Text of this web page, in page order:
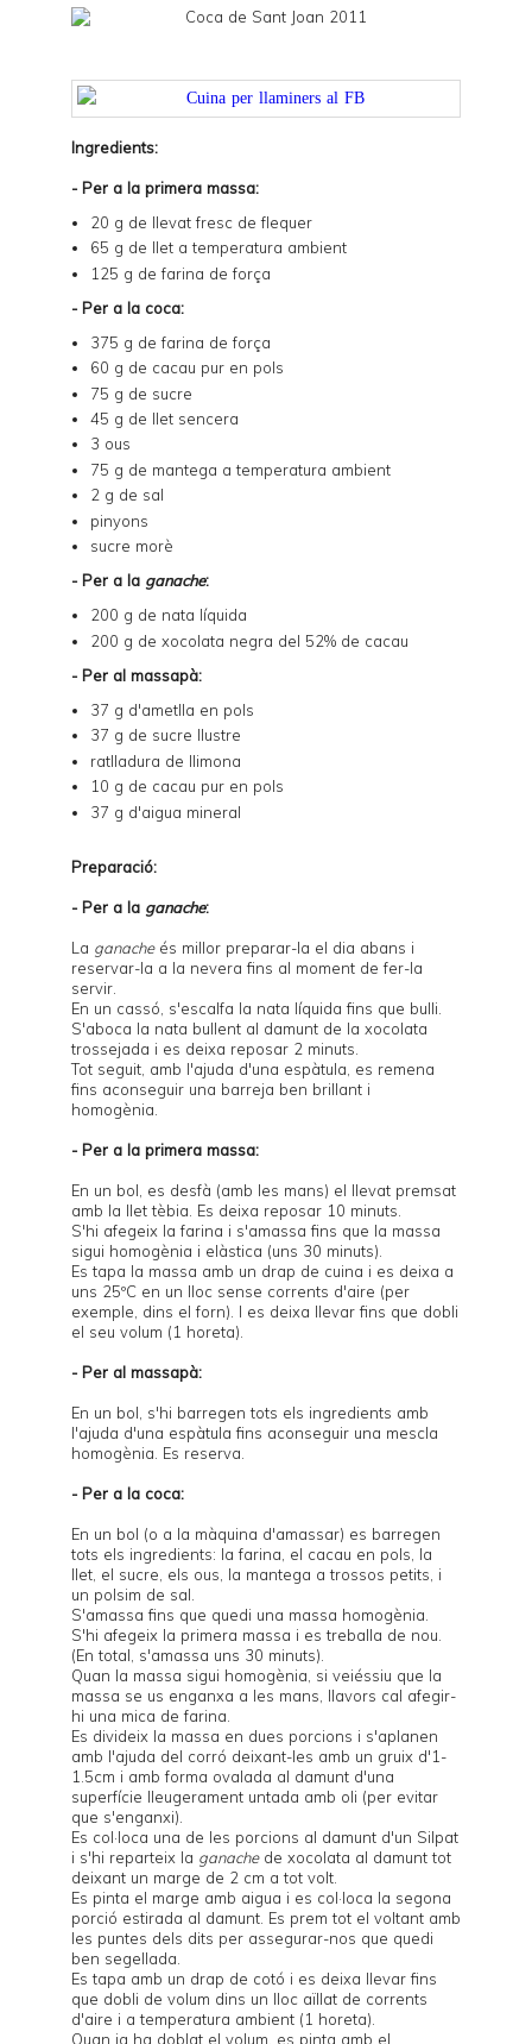
Ingredients:
- Per a la primera massa:
20 g de llevat fresc de flequer
65 g de llet a temperatura ambient
125 g de farina de força
- Per a la coca:
375 g de farina de força
60 g de cacau pur en pols
75 g de sucre
45 g de llet sencera
3 ous
75 g de mantega a temperatura ambient
2 g de sal
pinyons
sucre morè
- Per a la ganache:
200 g de nata líquida
200 g de xocolata negra del 52% de cacau
- Per al massapà:
37 g d'ametlla en pols
37 g de sucre llustre
ratlladura de llimona
10 g de cacau pur en pols
37 g d'aigua mineral
Preparació:
- Per a la ganache:
La ganacheés millor preparar-la el dia abans i
reservar-la a la nevera fins al moment de fer-la
servir.
En un cassó, s'escalfa la nata líquida fins que bulli.
S'aboca la nata bullent al damunt de la xocolata
trossejada i es deixa reposar 2 minuts.
Tot seguit, amb l'ajuda d'una espàtula, es remena
fins aconseguir una barreja ben brillant i
homogènia.
- Per a la primera massa:
En un bol, es desfà (amb les mans) el llevat premsat
amb la llet tèbia. Es deixa reposar 10 minuts.
S'hi afegeix la farina i s'amassa fins que la massa
sigui homogènia i elàstica (uns 30 minuts).
Es tapa la massa amb un drap de cuina i es deixa a
uns 25ºC en un lloc sense corrents d'aire (per
exemple, dins el forn). I es deixa llevar fins que dobli
el seu volum (1 horeta).
- Per al massapà:
En un bol, s'hi barregen tots els ingredients amb
l'ajuda d'una espàtula fins aconseguir una mescla
homogènia. Es reserva.
- Per a la coca:
En un bol (o a la màquina d'amassar) es barregen
tots els ingredients: la farina, el cacau en pols, la
llet, el sucre, els ous, la mantega a trossos petits, i
un polsim de sal.
S'amassa fins que quedi una massa homogènia.
S'hi afegeix la primera massa i es treballa de nou.
(En total, s'amassa uns 30 minuts).
Quan la massa sigui homogènia, si veiéssiu que la
massa se us enganxa a les mans, llavors cal afegir-
hi una mica de farina.
Es divideix la massa en dues porcions i s'aplanen
amb l'ajuda del corró deixant-les amb un gruix d'1-
1.5cm i amb forma ovalada al damunt d'una
superfície lleugerament untada amb oli (per evitar
que s'enganxi).
Es col·loca una de les porcions al damunt d'un Silpat
i s'hi reparteix la ganachede xocolata al damunt tot
deixant un marge de 2 cm a tot volt.
Es pinta el marge amb aigua i es col·loca la segona
porció estirada al damunt. Es prem tot el voltant amb
les puntes dels dits per assegurar-nos que quedi
ben segellada.
Es tapa amb un drap de cotó i es deixa llevar fins
que dobli de volum dins un lloc aïllat de corrents
d'aire i a temperatura ambient (1 horeta).
Quan ja ha doblat el volum, es pinta amb el